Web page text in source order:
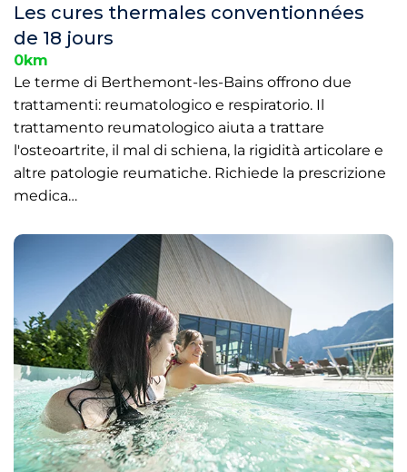
Les cures thermales conventionnées
de 18 jours
0km
Le terme di Berthemont-les-Bains offrono due
trattamenti: reumatologico e respiratorio. Il
trattamento reumatologico aiuta a trattare
l'osteoartrite, il mal di schiena, la rigidità articolare e
altre patologie reumatiche. Richiede la prescrizione
medica…